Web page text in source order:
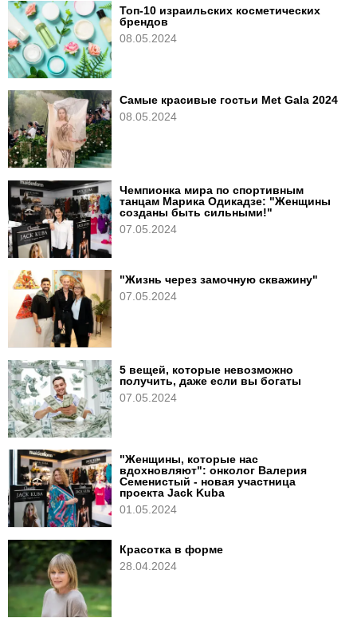
Топ-10 израильских косметических
брендов
08.05.2024
Самые красивые гостьи Met Gala 2024
08.05.2024
Чемпионка мира по спортивным
танцам Марика Одикадзе: "Женщины
созданы быть сильными!"
07.05.2024
"Жизнь через замочную скважину"
07.05.2024
5 вещей, которые невозможно
получить, даже если вы богаты
07.05.2024
"Женщины, которые нас
вдохновляют": онколог Валерия
Семенистый - новая участница
проекта Jack Kuba
01.05.2024
Красотка в форме
28.04.2024